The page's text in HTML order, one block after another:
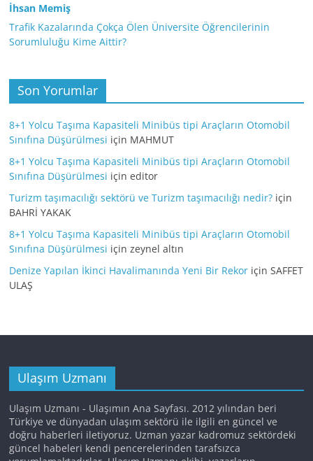
İhsan Memiş
Trafik Kazalarında Çokça Ölen Üniversite Öğrencilerinin
Sorumluluğu Kime Aittir?
Son Yorumlar
8+1 Yolcu Taşıma Kapasiteli Minibüs tipi Araçların Otomobil
Sınıfına Düşürülmesi için MAHMUT
8+1 Yolcu Taşıma Kapasiteli Minibüs tipi Araçların Otomobil
Sınıfına Düşürülmesi içineditor
Turizm taşımacılığı sektörü ve Turizm taşımacılığı nedir? için
BAHRİ YAKAK
8+1 Yolcu Taşıma Kapasiteli Minibüs tipi Araçların Otomobil
Sınıfına Düşürülmesi içinzeynel altın
Denize Yapılan İkinci Havalimanında Yeni Bir Rekor içinSAFFET
ULAŞ
Ulaşım Uzmanı
Ulaşım Uzmanı - Ulaşımın Ana Sayfası. 2012 yılından beri
Türkiye ve dünyadan ulaşım sektörü ile ilgili en güncel ve
doğru haberleri iletiyoruz. Uzman yazar kadromuz sektördeki
güncel habeleri kendi pencerelerinden tarafsızca